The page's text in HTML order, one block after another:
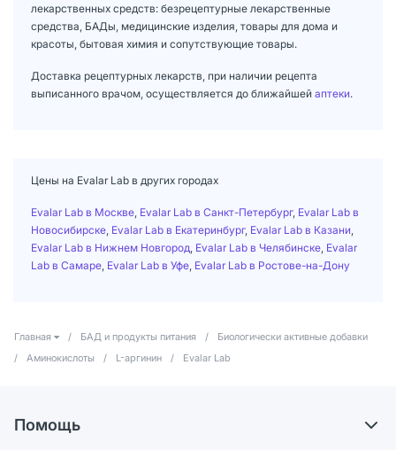
лекарственных средств: безрецептурные лекарственные
средства, БАДы, медицинские изделия, товары для дома и
красоты, бытовая химия и сопутствующие товары.
Доставка рецептурных лекарств, при наличии рецепта
выписанного врачом, осуществляется до ближайшей аптеки.
Цены на Evalar Lab в других городах
Evalar Lab в Москве Evalar Lab в Санкт-Петербург, Evalar Lab в
Новосибирске Evalar Lab в Екатеринбург, Evalar Lab в Казани
Evalar Lab в Нижнем Новгород Evalar Lab в Челябинске Evalar
Lab в Самаре Evalar Lab в Уфе Evalar Lab в Ростове-на-Дону
Главная / БАД и продукты питания /
Биологически активные добавки
/
Аминокислоты / L-аргинин / Evalar Lab
Помощь